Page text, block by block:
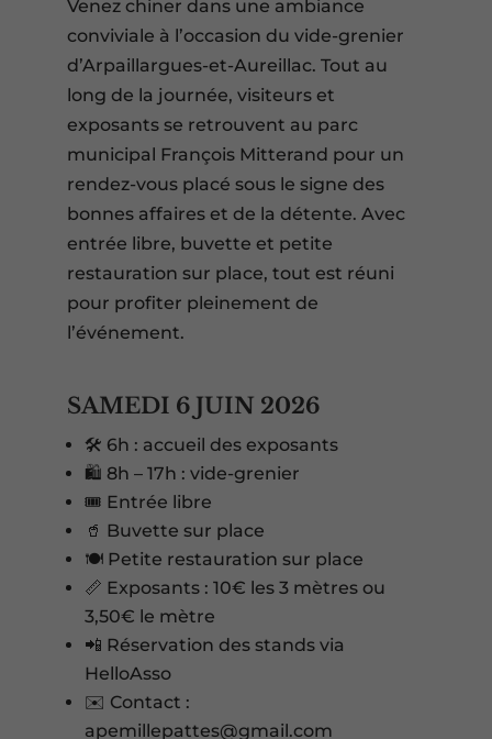
Venez chiner dans une ambiance
conviviale à l’occasion du vide-grenier
d’Arpaillargues-et-Aureillac. Tout au
long de la journée, visiteurs et
exposants se retrouvent au parc
municipal François Mitterand pour un
rendez-vous placé sous le signe des
bonnes affaires et de la détente. Avec
entrée libre, buvette et petite
restauration sur place, tout est réuni
pour profiter pleinement de
l’événement.
SAMEDI 6 JUIN 2026
🛠️ 6h : accueil des exposants
🛍️ 8h – 17h : vide-grenier
🎟️ Entrée libre
🥤 Buvette sur place
🍽️ Petite restauration sur place
📏 Exposants : 10€ les 3 mètres ou
3,50€ le mètre
📲 Réservation des stands via
HelloAsso
✉️ Contact :
apemillepattes@gmail.com